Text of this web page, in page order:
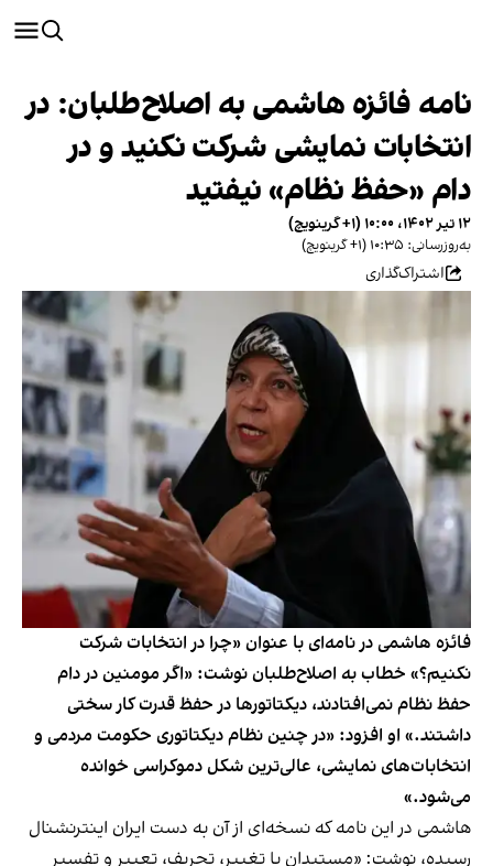
نامه فائزه هاشمی به اصلاح‌طلبان: در
انتخابات نمایشی شرکت نکنید و در
دام «حفظ نظام» نیفتید
۱۲ تیر ۱۴۰۲، ۱۰:۰۰ (‎+۱ گرینویچ)
به‌روزرسانی: ۱۰:۳۵ (‎+۱ گرینویچ)
اشتراک‌گذاری
فائزه هاشمی در نامه‌ای با عنوان «چرا در انتخابات شرکت
نکنیم؟» خطاب به اصلاح‌طلبان نوشت: «اگر مومنین در دام
حفظ نظام نمی‌افتادند، دیکتاتورها در حفظ قدرت کار سختی
داشتند.» او افزود: «در چنین نظام دیکتاتوری حکومت مردمی و
انتخابات‌های نمایشی، عالی‌ترین شکل دموکراسی خوانده
می‌شود.»
هاشمی در این نامه که نسخه‌ای از آن به دست ایران اینترنشنال
رسیده، نوشت: «مستبدان با تغییر، تحریف، تعبیر و تفسیر